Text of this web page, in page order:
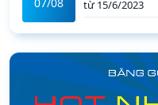
từ 15/6/2023